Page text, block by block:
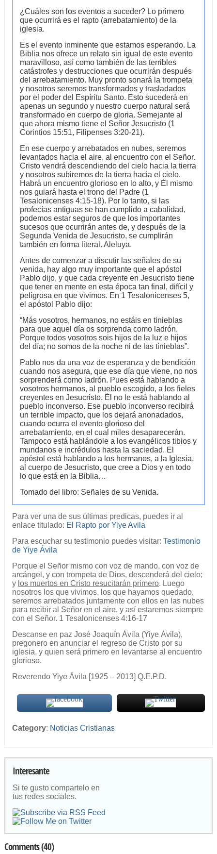
¿Cuáles son los eventos a suceder? Lo primero
que ocurrirá es el rapto (arrebatamiento) de la
iglesia.
Es el evento inminente que estamos esperando. La
Biblia nos ofrece un relato sin igual de este evento
maravilloso, así como también de las terribles
catástrofes y destrucciones que ocurrirán después
del arrebatamiento. Muy pronto sonará la trompeta
y nosotros seremos transformados y trasladados
por el poder del Espíritu Santo. Esto sucederá en
apenas un segundo y nuestro cuerpo natural será
transformado en cuerpo de gloria. Semejante al
que ahora mismo tiene el Señor Jesucristo (1
Corintios 15:51, Filipenses 3:20-21).
En ese cuerpo y arrebatados en nubes, seremos
levantados hacia el aire, al encuentro con el Señor.
Cristo vendrá descendiendo del cielo hacia la tierra
y nosotros subiremos de la tierra hacia el cielo.
Habrá un encuentro glorioso en lo alto, y Él mismo
nos guiará hasta el trono del Padre (1
Tesalonicenses 4:15-18). Por lo tanto, si las
profecías antiguas se han cumplido a cabalidad,
podemos estar seguros de que los importantes
sucesos que ocurrirán antes de, y después de la
Segunda Venida de Jesucristo, se cumplirán
también en forma literal. Aleluya.
Antes de comenzar a discutir las señales de su
venida, hay algo muy importante que el apóstol
Pablo dijo, y que cada creyente en Jesucristo tiene
que tener en mente en esta época tan final, difícil y
peligrosa en que vivimos. En 1 Tesalonicenses 5,
el apóstol Pablo dijo:
“Más vosotros, hermanos, no estáis en tinieblas
para que aquel día os sorprenda como ladrón.
Porque todos vosotros sois hijos de la luz e hijos
del día; no somos de la noche ni de las tinieblas”.
Pablo nos da una voz de esperanza y de bendición
cuando nos asegura, que ese día que viene, no nos
sorprenderá como ladrón. Pues está hablando a
vosotros hermanos, al pueblo escogido, a los fieles
creyentes en Jesucristo. Él no le está hablando al
pueblo inconverso. Ese pueblo inconverso recibirá
un terrible impacto, que los dejará anonadados,
cuando ocurra el evento glorioso del
arrebatamiento, en el cual miles desaparecerán.
Tampoco está hablándole a los evangélicos tibios y
mundanos e incrédulos hasta la saciedad. El
apóstol está hablando a los hermanos, a la Iglesia,
al cuerpo de Jesucristo, que cree a Dios y en todo
lo que está en la Biblia…
Tomado del libro: Señales de su Venida.
Para ver una de sus últimas predicas, puedes ir al
enlace titulado: El Rapto por Yiye Avila
Para escuchar su testimonio puedes visitar: Testimonio
de Yiye Ávila
Porque el Señor mismo con voz de mando, con voz de
arcángel, y con trompeta de Dios, descenderá del cielo;
y los muertos en Cristo resucitarán primero. Luego
nosotros los que vivimos, los que hayamos quedado,
seremos arrebatados juntamente con ellos en las nubes
para recibir al Señor en el aire, y así estaremos siempre
con el Señor. 1 Tesalonicenses 4:16-17
Descanse en paz José Joaquín Ávila (Yiye Ávila),
pregonero en anunciar el regreso de Cristo por su
iglesia, y quien será primero en levantarse al encuentro
glorioso.
Reverendo Yiye Ávila [1925 – 2013] Q.E.P.D.
Category: Noticias Cristianas
Interesante
Si te gusto compartelo en
tus redes sociales.
Comments (40)